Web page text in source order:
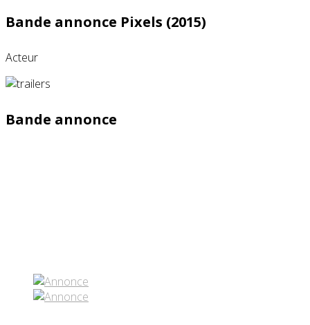
Bande annonce Pixels (2015)
Acteur
Bande annonce